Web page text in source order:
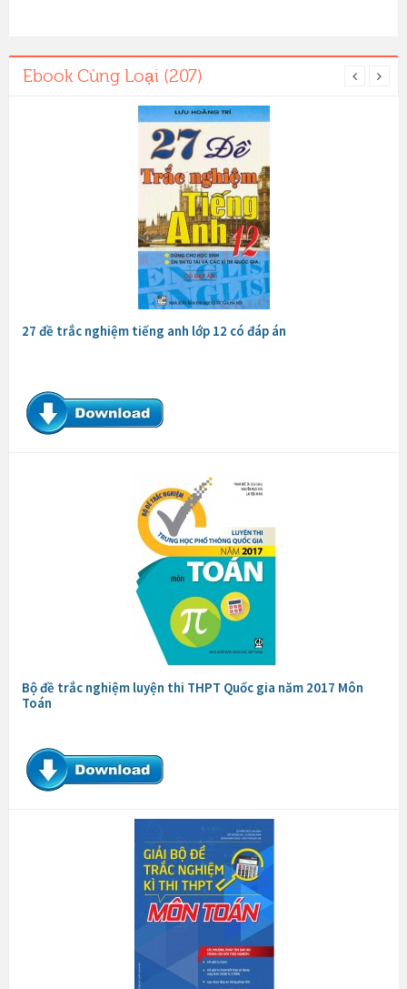
Ebook Cùng Loại (207)
27 đề trắc nghiệm tiếng anh lớp 12 có đáp án
Bộ đề trắc nghiệm luyện thi THPT Quốc gia năm 2017 Môn
Toán